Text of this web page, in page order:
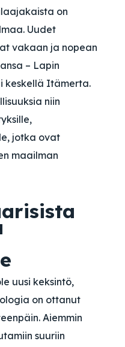
on
Uudet
vakaan ja nopean
– Lapin
keskellä Itämerta.
niin
jotka ovat
maailman
uusi keksintö,
on ottanut
Aiemmin
suuriin